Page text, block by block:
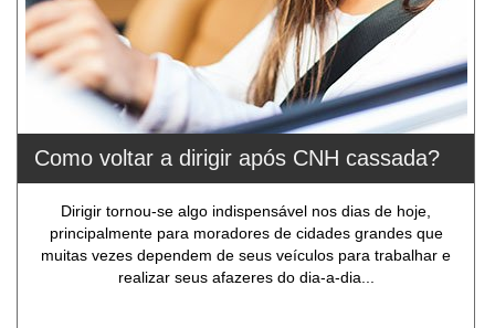
Como voltar a dirigir após CNH cassada?
Dirigir tornou-se algo indispensável nos dias de hoje,
principalmente para moradores de cidades grandes que
muitas vezes dependem de seus veículos para trabalhar e
realizar seus afazeres do dia-a-dia...